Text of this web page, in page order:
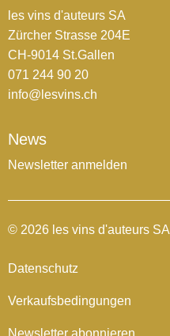
les vins d'auteurs SA
Zürcher Strasse 204E
CH-9014 St.Gallen
071 244 90 20
info@lesvins.ch
News
Newsletter anmelden
© 2026 les vins d'auteurs SA
Datenschutz
Verkaufsbedingungen
Newsletter abonnieren